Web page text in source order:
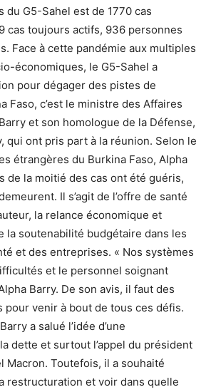
du G5-Sahel est de 1770 cas
cas toujours actifs, 936 personnes
Face à cette pandémie aux multiples
économiques, le G5-Sahel a
pour dégager des pistes de
Faso, c’est le ministre des Affaires
et son homologue de la Défense,
qui ont pris part à la réunion. Selon le
étrangères du Burkina Faso, Alpha
de la moitié des cas ont été guéris,
Il s’agit de l’offre de santé
la relance économique et
la soutenabilité budgétaire dans les
et des entreprises. « Nos systèmes
et le personnel soignant
Barry. De son avis, il faut des
pour venir à bout de tous ces défis.
a salué l’idée d’une
dette et surtout l’appel du président
Macron. Toutefois, il a souhaité
restructuration et voir dans quelle